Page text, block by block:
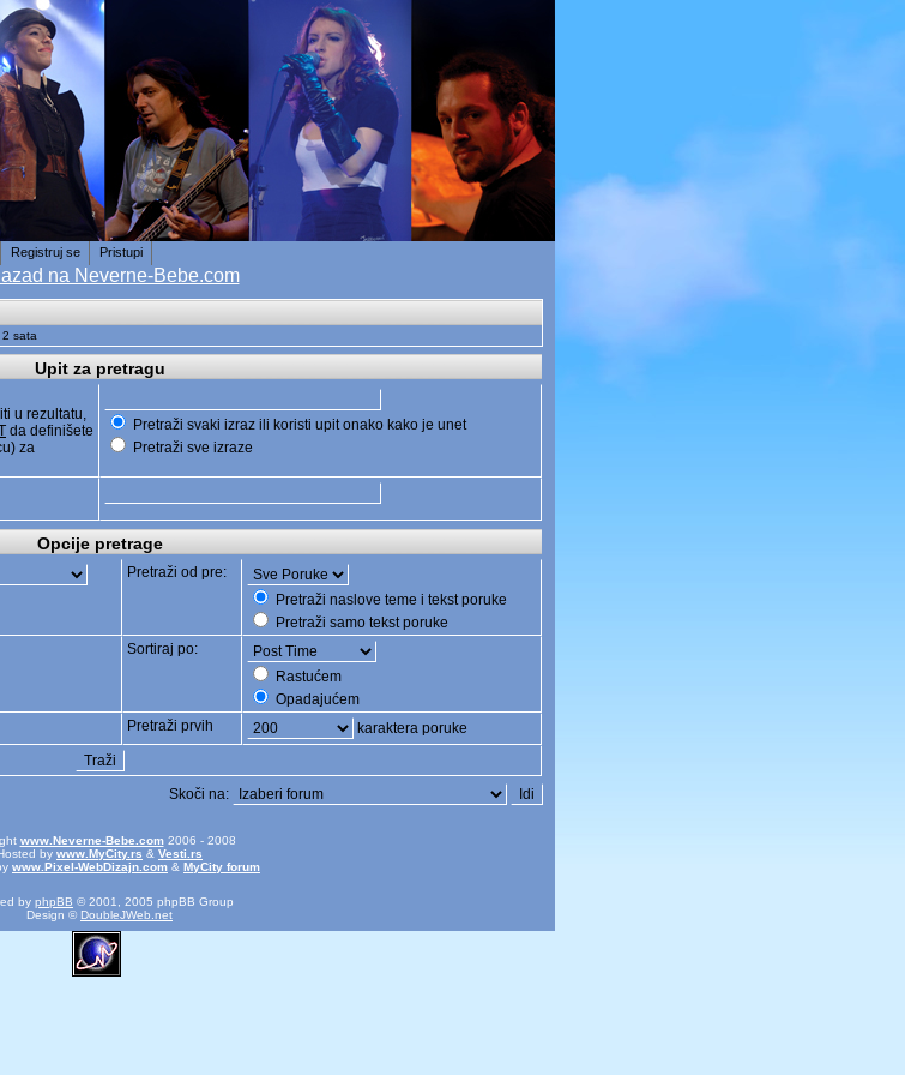
Registruj se Pristupi
na Neverne-Bebe.com
sata
Upit za pretragu
u rezultatu,
da definišete
za
Pretraži svaki izraz ili koristi upit onako kako je unet
Pretraži sve izraze
Opcije pretrage
Pretraži od pre:
Pretraži naslove teme i tekst poruke
Pretraži samo tekst poruke
Sortiraj po:
Rastućem
Opadajućem
Pretraži prvih karaktera poruke
Skoči na:
www.Neverne-Bebe.com2006 - 2008
by www.MyCity.rs & Vesti.rs
www.Pixel-WebDizajn.com & MyCity forum
by phpBB © 2001, 2005 phpBB Group
Design © DoubleJWeb.net